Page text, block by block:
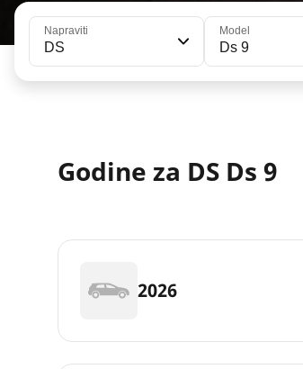
Napraviti
DS
Model
Ds 9
Godine za DS Ds 9
2026